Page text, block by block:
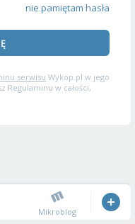
nie pamiętam hasła
serwisu Wykop.pl w jego
Regulaminu w całości,
Mikroblog